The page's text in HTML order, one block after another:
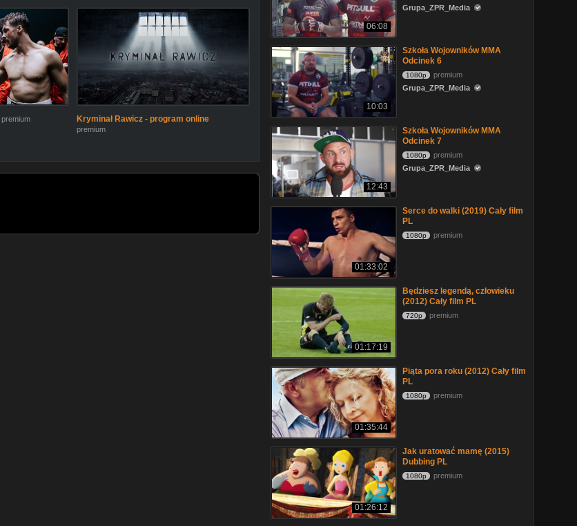
premium Kryminał Rawicz - program online
premium
06:08
Grupa_ZPR_Media
10:03
Szkoła Wojowników MMA
Odcinek 6
1080p
premium
Grupa_ZPR_Media
12:43
Szkoła Wojowników MMA
Odcinek 7
1080p
premium
Grupa_ZPR_Media
01:33:02
Serce do walki (2019) Cały film
PL
1080p premium
01:17:19
Będziesz legendą, człowieku
(2012) Cały film PL
720p premium
01:35:44
Piąta pora roku (2012) Cały film
PL
1080p premium
01:26:12
Jak uratować mamę (2015)
Dubbing PL
1080p premium